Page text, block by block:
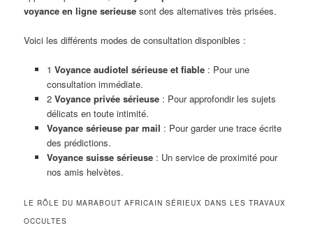
voyance en ligne serieuse sont des alternatives très prisées.
Voici les différents modes de consultation disponibles :
1 Voyance audiotel sérieuse et fiable: Pour une
consultation immédiate.
2 Voyance privée sérieuse: Pour approfondir les sujets
délicats en toute intimité.
Voyance sérieuse par mail : Pour garder une trace écrite
des prédictions.
Voyance suisse sérieuse: Un service de proximité pour
nos amis helvètes.
LE RÔLE DU MARABOUT AFRICAIN SÉRIEUX DANS LES TRAVAUX
OCCULTES